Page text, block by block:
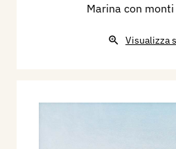
Marina con monti
Visualizza